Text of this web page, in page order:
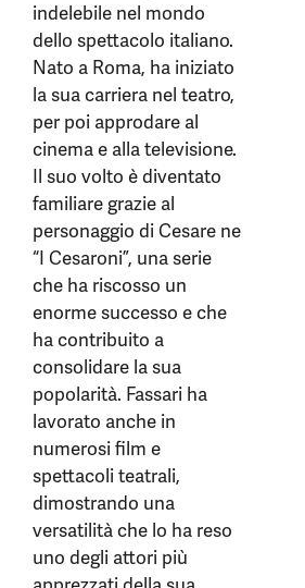
indelebile nel mondo
dello spettacolo italiano.
Nato a Roma, ha iniziato
la sua carriera nel teatro,
per poi approdare al
cinema e alla televisione.
Il suo volto è diventato
familiare grazie al
personaggio di Cesare ne
“I Cesaroni”, una serie
che ha riscosso un
enorme successo e che
ha contribuito a
consolidare la sua
popolarità. Fassari ha
lavorato anche in
numerosi film e
spettacoli teatrali,
dimostrando una
versatilità che lo ha reso
uno degli attori più